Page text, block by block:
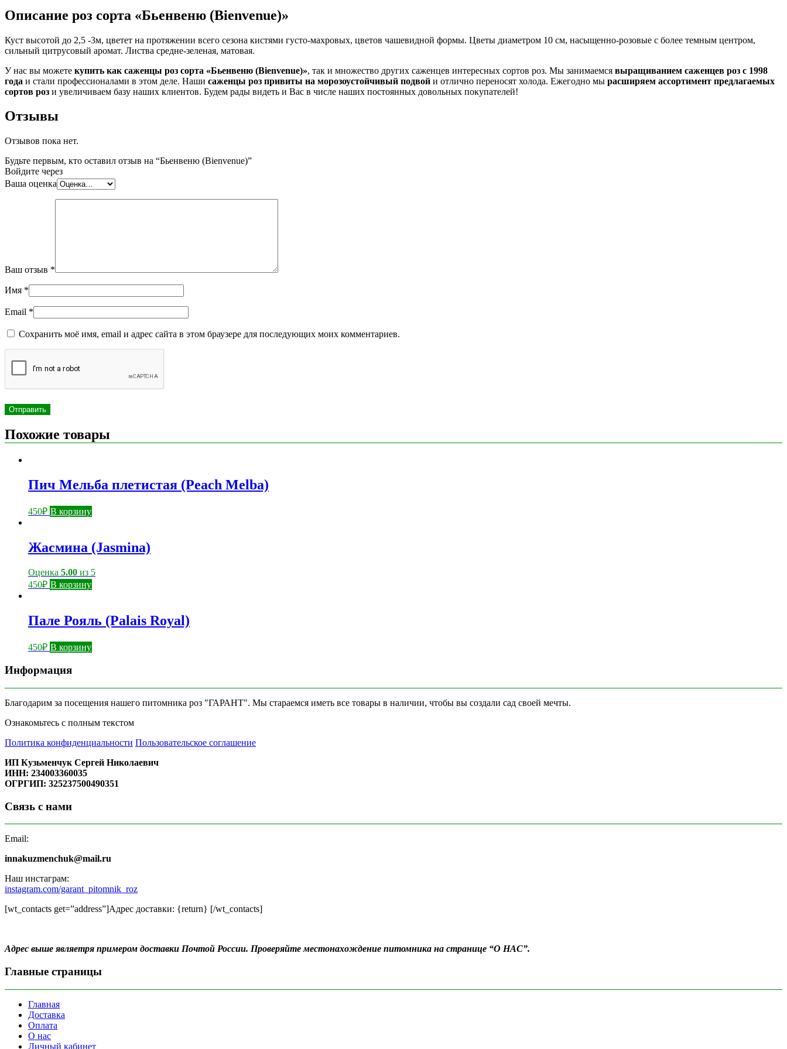
Описание роз сорта «Бьенвеню (Bienvenue)»
Куст высотой до 2,5 -3м, цветет на протяжении всего сезона кистями густо-махровых, цветов чашевидной формы. Цветы диаметром 10 см, насыщенно-розовые с более темным центром,
сильный цитрусовый аромат. Листва средне-зеленая, матовая.
У нас вы можете купить как саженцы роз сорта «Бьенвеню (Bienvenue)», так и множество других саженцев интересных сортов роз. Мы занимаемся выращиванием саженцев роз с 1998
года и стали профессионалами в этом деле. Наши саженцы роз привиты на морозоустойчивый подвой и отлично переносят холода. Ежегодно мы расширяем ассортимент предлагаемых
сортов роз и увеличиваем базу наших клиентов. Будем рады видеть и Вас в числе наших постоянных довольных покупателей!
Отзывы
Отзывов пока нет.
Будьте первым, кто оставил отзыв на “Бьенвеню (Bienvenue)”
Войдите через
Ваша оценка
Ваш отзыв *
Имя *
Email *
Сохранить моё имя, email и адрес сайта в этом браузере для последующих моих комментариев.
Похожие товары
Пич Мельба плетистая (Peach Melba)
450₽ В корзину
Жасмина (Jasmina)
Оценка 5.00 из 5
450₽ В корзину
Пале Рояль (Palais Royal)
450₽ В корзину
Информация
Благодарим за посещения нашего питомника роз "ГАРАНТ". Мы стараемся иметь все товары в наличии, чтобы вы создали сад своей мечты.
Ознакомьтесь с полным текстом
Политика конфиденциальности Пользовательское соглашение
ИП Кузьменчук Сергей Николаевич
ИНН: 234003360035
ОГРГИП: 325237500490351
Связь с нами
Email:
innakuzmenchuk@mail.ru
Наш инстаграм:
instagram.com/garant_pitomnik_roz
[wt_contacts get=”address”]Адрес доставки: {return} [/wt_contacts]
Адрес выше являетря примером доставки Почтой России. Проверяйте местонахождение питомника на странице “О НАС”.
Главные страницы
Главная
Доставка
Оплата
О нас
Личный кабинет